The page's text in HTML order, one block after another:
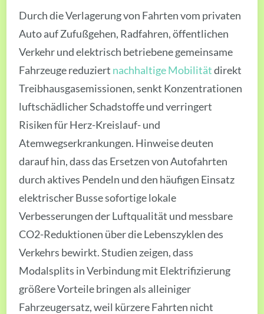
Durch die Verlagerung von Fahrten vom privaten
Auto auf Zufußgehen, Radfahren, öffentlichen
Verkehr und elektrisch betriebene gemeinsame
Fahrzeuge reduziert nachhaltige Mobilitätdirekt
Treibhausgasemissionen, senkt Konzentrationen
luftschädlicher Schadstoffe und verringert
Risiken für Herz-Kreislauf- und
Atemwegserkrankungen. Hinweise deuten
darauf hin, dass das Ersetzen von Autofahrten
durch aktives Pendeln und den häufigen Einsatz
elektrischer Busse sofortige lokale
Verbesserungen der Luftqualität und messbare
CO2-Reduktionen über die Lebenszyklen des
Verkehrs bewirkt. Studien zeigen, dass
Modalsplits in Verbindung mit Elektrifizierung
größere Vorteile bringen als alleiniger
Fahrzeugersatz, weil kürzere Fahrten nicht